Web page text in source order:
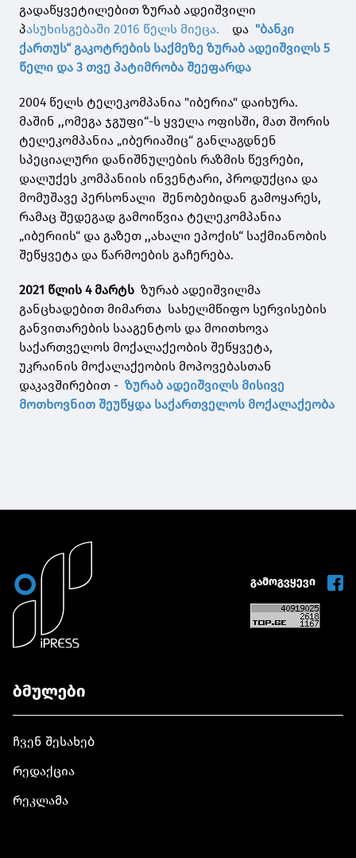
გადაწყვეტილებით ზურაბ ადეიშვილი
პასუხისგებაში 2016 წელს მიეცა. და "ბანკი
ქართუს“ გაკოტრების საქმეზე ზურაბ ადეიშვილს 5
წელი და 3 თვე პატიმრობა შეეფარდა
2004 წელს ტელეკომპანია "იბერია" დაიხურა.
მაშინ ,,ომეგა ჯგუფი“-ს ყველა ოფისში, მათ შორის
ტელეკომპანია „იბერიაშიც“ განლაგდნენ
სპეციალური დანიშნულების რაზმის წევრები,
დალუქეს კომპანიის ინვენტარი, პროდუქცია და
მომუშავე პერსონალი შენობებიდან გამოყარეს,
რამაც შედეგად გამოიწვია ტელეკომპანია
„იბერიის“ და გაზეთ ,,ახალი ეპოქის“ საქმიანობის
შეწყვეტა და წარმოების გაჩერება.
2021 წლის 4 მარტს ზურაბ ადეიშვილმა
განცხადებით მიმართა სახელმწიფო სერვისების
განვითარების სააგენტოს და მოითხოვა
საქართველოს მოქალაქეობის შეწყვეტა,
უკრაინის მოქალაქეობის მოპოვებასთან
დაკავშირებით - ზურაბ ადეიშვილს მისივე
მოთხოვნით შეუწყდა საქართველოს მოქალაქეობა
გამოგვყევი
ბმულები
ჩვენ შესახებ
რედაქცია
რეკლამა